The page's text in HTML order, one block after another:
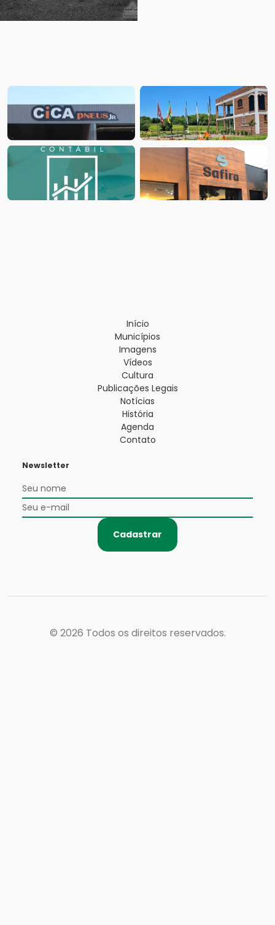
Início
Municípios
Imagens
Vídeos
Cultura
Publicações Legais
Notícias
História
Agenda
Contato
Newsletter
Cadastrar
© 2026 Todos os direitos reservados.